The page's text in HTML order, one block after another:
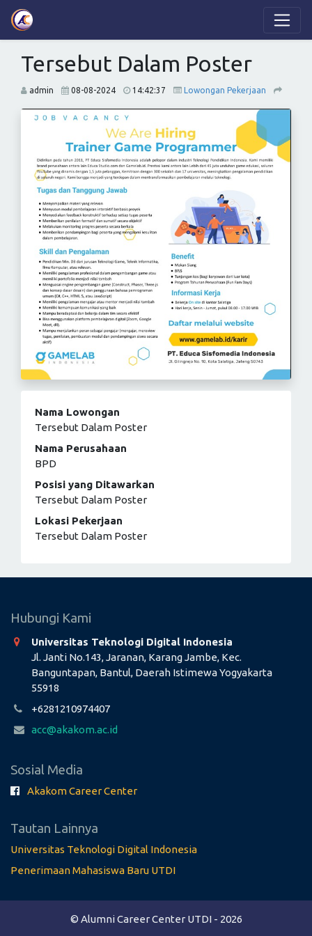
Tersebut Dalam Poster
admin 08-08-2024 14:42:37 Lowongan Pekerjaan
Nama Lowongan
Tersebut Dalam Poster
Nama Perusahaan
BPD
Posisi yang Ditawarkan
Tersebut Dalam Poster
Lokasi Pekerjaan
Tersebut Dalam Poster
Hubungi Kami
Universitas Teknologi Digital Indonesia
Jl. Janti No.143, Jaranan, Karang Jambe, Kec.
Banguntapan, Bantul, Daerah Istimewa Yogyakarta
55918
+6281210974407
acc@akakom.ac.id
Sosial Media
Akakom Career Center
Tautan Lainnya
Universitas Teknologi Digital Indonesia
Penerimaan Mahasiswa Baru UTDI
© Alumni Career Center UTDI - 2026